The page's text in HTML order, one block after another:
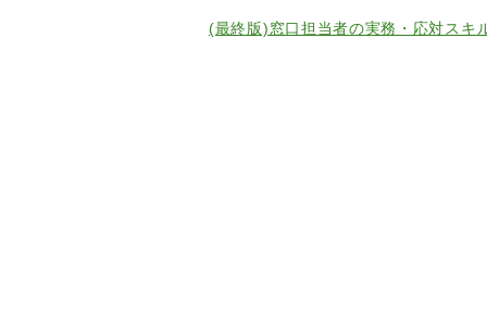
(最終版)窓口担当者の実務・応対スキ